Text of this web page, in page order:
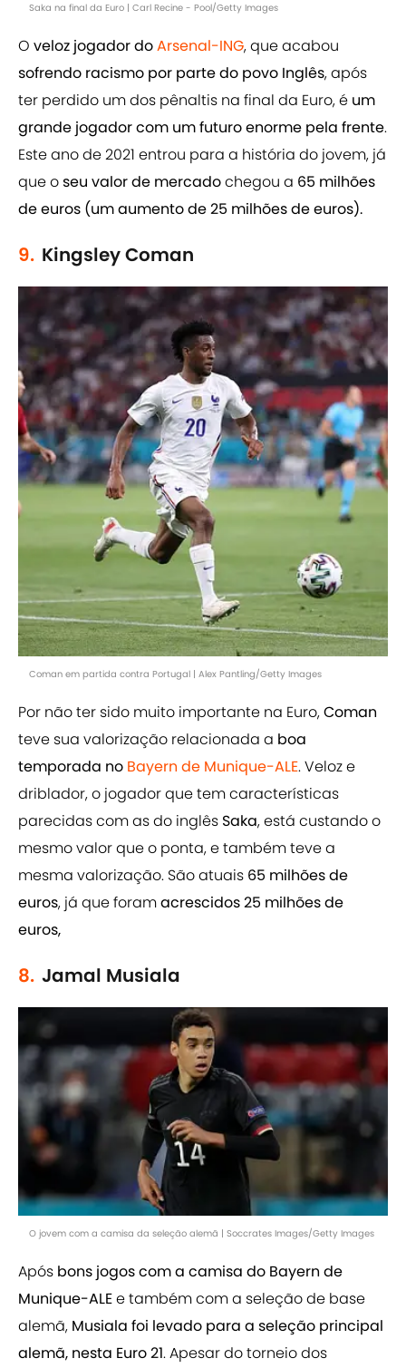
Saka na final da Euro | Carl Recine - Pool/Getty Images
O veloz jogador doArsenal-ING, que acabou
sofrendo racismo por parte do povo Inglês, após
ter perdido um dos pênaltis na final da Euro, é um
grande jogador com um futuro enorme pela frente.
Este ano de 2021 entrou para a história do jovem, já
que oseu valor de mercadochegou a 65 milhões
de euros (um aumento de 25 milhões de euros).
9. Kingsley Coman
Coman em partida contra Portugal | Alex Pantling/Getty Images
Por não ter sido muito importante na Euro,Coman
teve sua valorização relacionada a boa
temporada no Bayern de Munique-ALE. Veloz e
driblador, o jogador que tem características
parecidas com as do inglês Saka, está custando o
mesmo valor que o ponta, e também teve a
mesma valorização. São atuais 65 milhões de
euros, já que foramacrescidos 25 milhões de
euros,
8. Jamal Musiala
O jovem com a camisa da seleção alemã | Soccrates Images/Getty Images
Após bons jogos com a camisa do Bayern de
Munique-ALEe também com a seleção de base
alemã, Musiala foi levado para a seleção principal
alemã, nesta Euro 21. Apesar do torneio dos